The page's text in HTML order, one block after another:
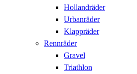
Hollandräder
Urbanräder
Klappräder
Rennräder
Gravel
Triathlon